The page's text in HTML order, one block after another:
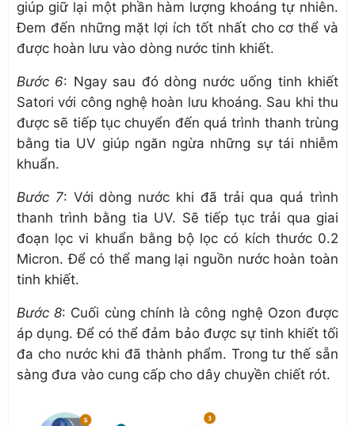
giúp giữ lại một phần hàm lượng khoáng tự nhiên.
Đem đến những mặt lợi ích tốt nhất cho cơ thể và
được hoàn lưu vào dòng nước tinh khiết.
Bước 6: Ngay sau đó dòng nước uống tinh khiết
Satori với công nghệ hoàn lưu khoáng. Sau khi thu
được sẽ tiếp tục chuyển đến quá trình thanh trùng
bằng tia UV giúp ngăn ngừa những sự tái nhiễm
khuẩn.
Bước 7: Với dòng nước khi đã trải qua quá trình
thanh trình bằng tia UV. Sẽ tiếp tục trải qua giai
đoạn lọc vi khuẩn bằng bộ lọc có kích thước 0.2
Micron. Để có thể mang lại nguồn nước hoàn toàn
tinh khiết.
Bước 8: Cuối cùng chính là công nghệ Ozon được
áp dụng. Để có thể đảm bảo được sự tinh khiết tối
đa cho nước khi đã thành phẩm. Trong tư thế sẵn
sàng đưa vào cung cấp cho dây chuyền chiết rót.